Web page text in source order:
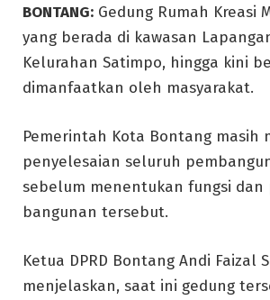
BONTANG: Gedung Rumah Kreasi
yang berada di kawasan
Kelurahan Satimpo, hingga kini
dimanfaatkan oleh masyarakat.
Pemerintah Kota Bontang masih
penyelesaian seluruh
sebelum menentukan fungsi dan
bangunan tersebut.
Ketua DPRD Bontang Andi Faizal
menjelaskan, saat ini gedung